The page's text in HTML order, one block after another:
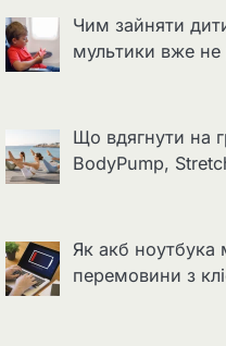
Чим зайняти
мультики вже не
Що вдягнути на
BodyPump,
Як акб ноутбука
перемовини з